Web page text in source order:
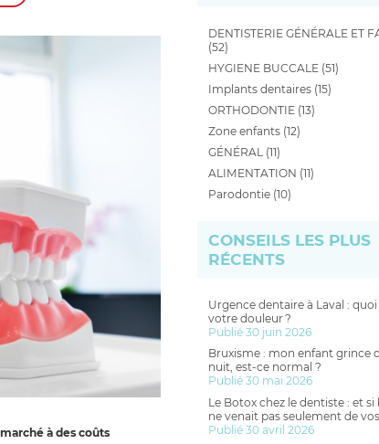
à des coûts
DENTISTERIE GÉNÉRALE ET
(52)
HYGIENE BUCCALE (51)
Implants dentaires (15)
ORTHODONTIE (13)
Zone enfants (12)
GÉNÉRAL (11)
ALIMENTATION (11)
Parodontie (10)
CONSEILS LES PLUS
RÉCENTS
Urgence dentaire à Laval :
votre douleur ?
Publié 30 juin 2026
Bruxisme : mon enfant grince
nuit, est-ce normal ?
Publié 30 mai 2026
Le Botox chez le dentiste : et
ne venait pas seulement de
Publié 30 avril 2026